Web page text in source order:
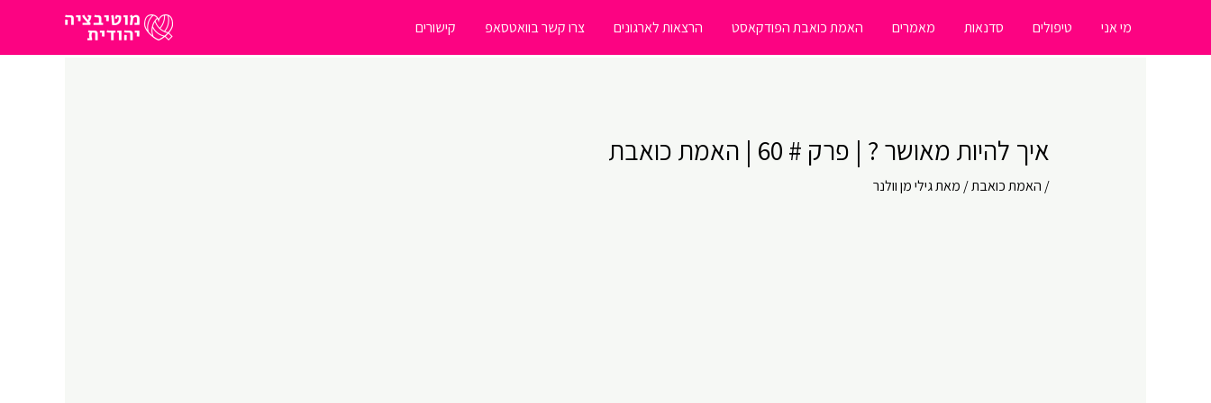
מי אני טיפולים סדנאות מאמרים האמת כואבת הפודקאסט הרצאות לארגונים צרו קשר בוואטסאפ קישורים
איך להיות מאושר ? | פרק # 60 | האמת כואבת
/ האמת כואבת/ מאתגילי מן וולנר